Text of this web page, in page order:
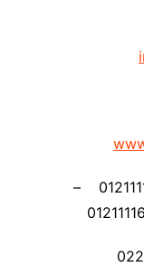
موبايل: 01211116954 – 01211116955 –